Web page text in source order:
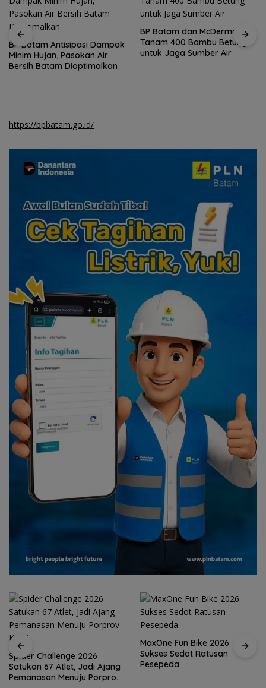
BP Batam dan McDermott
Tanam 400 Bambu Betung
untuk Jaga Sumber Air
HAN 2026, Amsakar-Li
https://bpbatam.go.id/
MaxOne Fun Bike 2026
Sukses Sedot Ratusan
Pesepeda
Jadikan Batam Destinasi